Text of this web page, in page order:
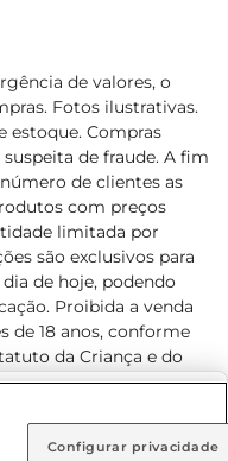
de valores, o
Fotos ilustrativas.
estoque. Compras
de fraude. A fim
de clientes as
com preços
limitada por
são exclusivos para
de hoje, podendo
Proibida a venda
de 18 anos, conforme
da Criança e do
para o
on-line é de R$
Configurar privacidade